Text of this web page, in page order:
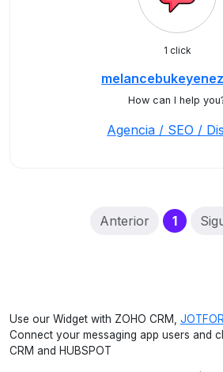
1 click
How can I help
Agencia / SEO /
Anterior 1
Use our Widget with ZOHO CRM,
Connect your messaging app users and
CRM and HUBSPOT